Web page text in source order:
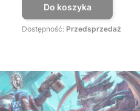
Do koszyka
Dostępność: Przedsprzedaż